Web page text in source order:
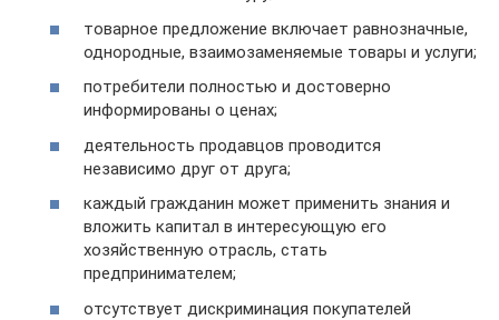
товарное предложение включает равнозначные,
однородные, взаимозаменяемые товары и услуги;
потребители полностью и достоверно
информированы о ценах;
деятельность продавцов проводится
независимо друг от друга;
каждый гражданин может применить знания и
вложить капитал в интересующую его
хозяйственную отрасль, стать
предпринимателем;
отсутствует дискриминация покупателей